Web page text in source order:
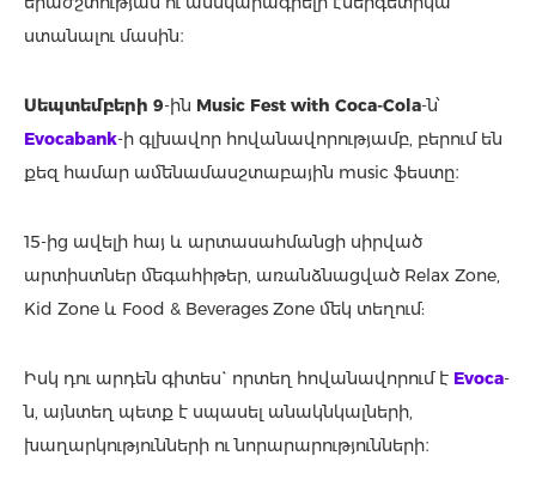
ստանալու մասին։
Սեպտեմբերի 9-ին Music Fest with Coca-Cola-ն՝
Evocabank-ի գլխավոր հովանավորությամբ, բերում են
քեզ համար ամենամասշտաբային music ֆեստը։
15-ից ավելի հայ և արտասահմանցի սիրված
արտիստներ մեգահիթեր, առանձնացված Relax Zone,
Kid Zone և Food & Beverages Zone մեկ տեղում:
Իսկ դու արդեն գիտես` որտեղ հովանավորում է Evoca-
ն, այնտեղ պետք է սպասել անակնկալների,
խաղարկությունների ու նորարարությունների։